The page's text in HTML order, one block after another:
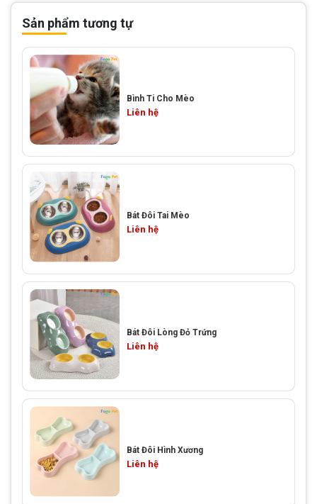
Sản phẩm tương tự
Bình Ti Cho Mèo
Liên hệ
Bát Đôi Tai Mèo
Liên hệ
Bát Đôi Lòng Đỏ Trứng
Liên hệ
Bát Đôi Hình Xương
Liên hệ